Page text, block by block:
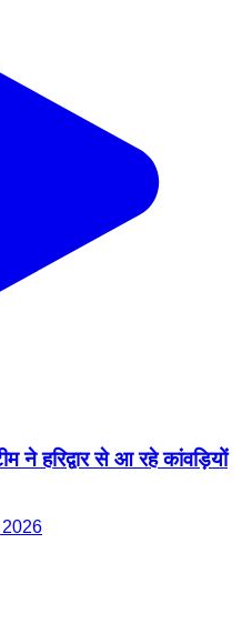
ने हरिद्वार से आ रहे कांवड़ियों